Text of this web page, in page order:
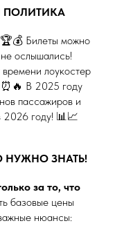
ПОЛИТИКА
Билеты можно
ослышались!
лоукостер
⏰🔥 В 2025 году
пассажиров и
2026 году! 📊📈
НУЖНО ЗНАТЬ!
за то, что
базовые цены
нюансы: